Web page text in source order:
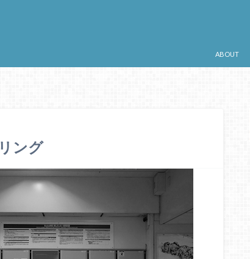
ABOUT
ング